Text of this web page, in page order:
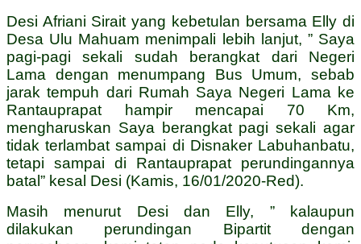
Desi Afriani Sirait yang kebetulan bersama Elly di
Desa Ulu Mahuam menimpali lebih lanjut, ” Saya
pagi-pagi sekali sudah berangkat dari Negeri
Lama dengan menumpang Bus Umum, sebab
jarak tempuh dari Rumah Saya Negeri Lama ke
Rantauprapat hampir mencapai 70 Km,
mengharuskan Saya berangkat pagi sekali agar
tidak terlambat sampai di Disnaker Labuhanbatu,
tetapi sampai di Rantauprapat perundingannya
batal” kesal Desi (Kamis, 16/01/2020-Red).
Masih menurut Desi dan Elly, ” kalaupun
dilakukan perundingan Bipartit dengan